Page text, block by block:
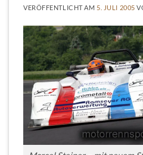
VERÖFFENTLICHT AM 5. JULI 2005